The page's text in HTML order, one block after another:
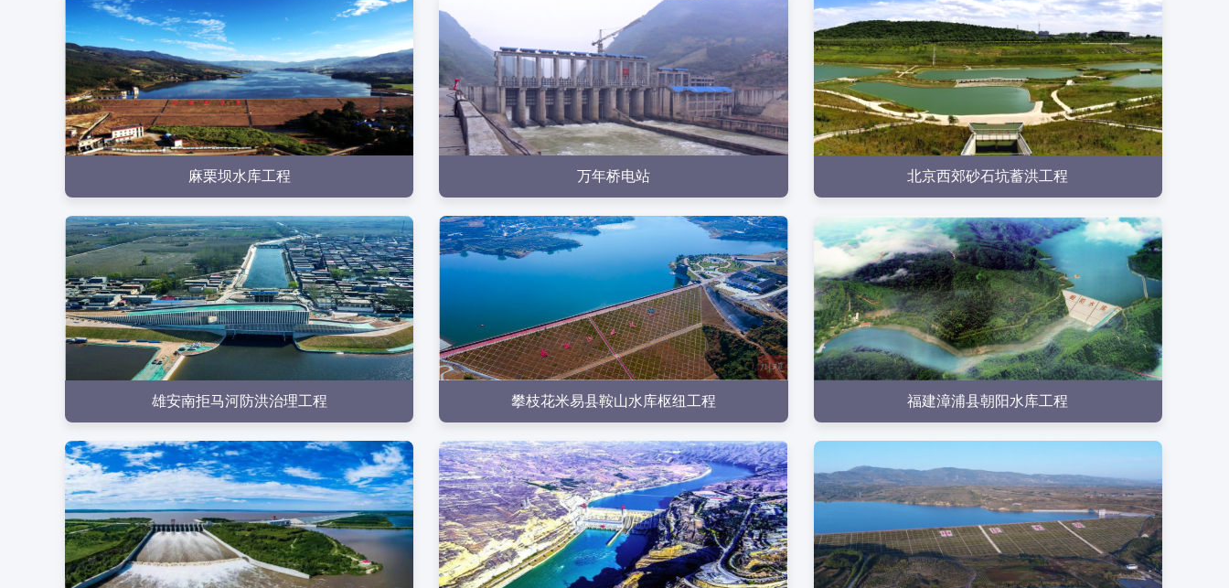
麻栗坝水库工程 万年桥电站 北京西郊砂石坑蓄洪工程
雄安南拒马河防洪治理工程
点击查看
攀枝花米易县鞍山水库枢纽工程
点击查看
福建漳浦县朝阳水库工程
点击查看
点击查看 点击查看 点击查看